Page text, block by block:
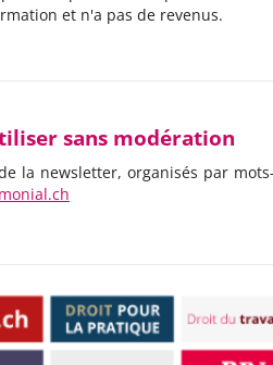
et n'a pas de revenus.
sans modération
la newsletter, organisés par